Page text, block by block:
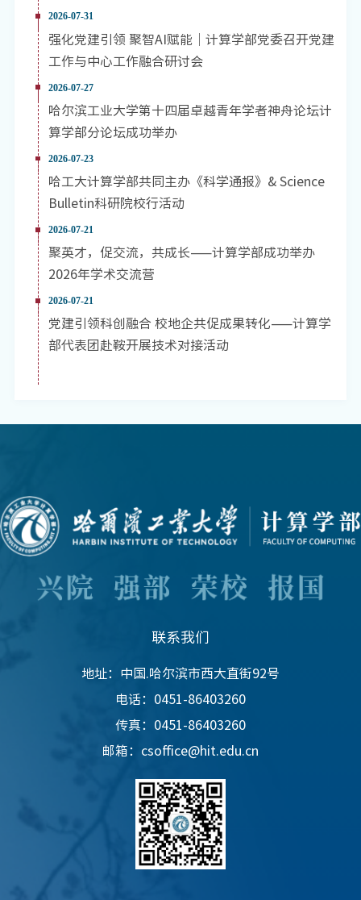
2026-07-31
强化党建引领 聚智AI赋能｜计算学部党委召开党建
工作与中心工作融合研讨会
2026-07-27
哈尔滨工业大学第十四届卓越青年学者神舟论坛计
算学部分论坛成功举办
2026-07-23
哈工大计算学部共同主办《科学通报》& Science
Bulletin科研院校行活动
2026-07-21
聚英才，促交流，共成长——计算学部成功举办
2026年学术交流营
2026-07-21
党建引领科创融合 校地企共促成果转化——计算学
部代表团赴鞍开展技术对接活动
联系我们
地址：中国.哈尔滨市西大直街92号
电话：0451-86403260
传真：0451-86403260
邮箱：csoffice@hit.edu.cn